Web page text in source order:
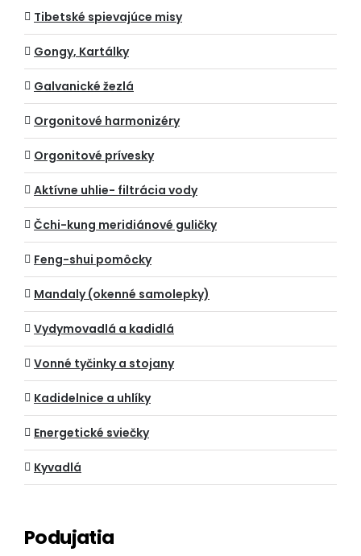
Tibetské spievajúce misy
Gongy, Kartálky
Galvanické žezlá
Orgonitové harmonizéry
Orgonitové prívesky
Aktívne uhlie- filtrácia vody
Čchi-kung meridiánové guličky
Feng-shui pomôcky
Mandaly (okenné samolepky)
Vydymovadlá a kadidlá
Vonné tyčinky a stojany
Kadidelnice a uhlíky
Energetické sviečky
Kyvadlá
Podujatia